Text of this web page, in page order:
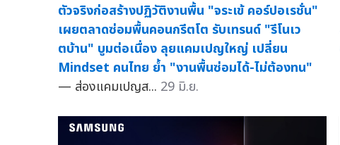
ตัวจริงก่อสร้างปฏิวัติงานพื้น "จระเข้ คอร์ปอเรชั่น"
เผยตลาดซ่อมพื้นคอนกรีตโต รับเทรนด์ "รีโนเว
ตบ้าน" บูมต่อเนื่อง ลุยแคมเปญใหญ่ เปลี่ยน
Mindset คนไทย ย้ำ "งานพื้นซ่อมได้-ไม่ต้องทน"
— ส่องแคมเปญส... 29 มิ.ย.